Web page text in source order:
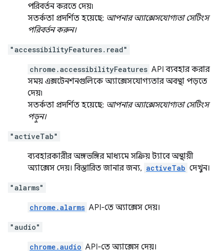
পরিবর্তন করতে দেয়৷
সতর্কতা প্রদর্শিত হয়েছে: আপনার অ্যাক্সেসযোগ্যতা সেটিংস
পরিবর্তন করুন।
"accessibilityFeatures.read"
chrome.accessibilityFeatures API ব্যবহার করার
সময় এক্সটেনশনগুলিকে অ্যাক্সেসযোগ্যতার অবস্থা পড়তে
দেয়৷
সতর্কতা প্রদর্শিত হয়েছে: আপনার অ্যাক্সেসযোগ্যতা সেটিংস
পড়ুন।
"activeTab"
ব্যবহারকারীর অঙ্গভঙ্গির মাধ্যমে সক্রিয় ট্যাবে অস্থায়ী
অ্যাক্সেস দেয়। বিস্তারিত জানার জন্য, activeTab দেখুন।
"alarms"
chrome.alarms API-তে অ্যাক্সেস দেয়।
"audio"
chrome.audio API-তে অ্যাক্সেস দেয়।